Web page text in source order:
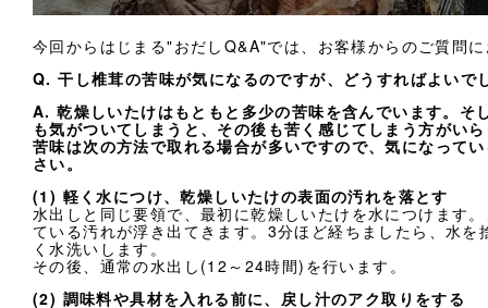
今回からはじまる"おだしQ&A"では、お客様からのご質問
Q. 干し椎茸の苦味が気になるのですが、どうすればよいで
A. 乾燥しいたけはもともと多少の苦味を含んでいます。そ
も気がついてしまうと、その後も苦く感じてしまう方がい
苦味は次の方法で取れる場合が多いですので、気になって
さい。
(1) 軽く水につけ、乾燥しいたけの表面の汚れを落とす
水出しと同じ要領で、最初に乾燥しいたけを水につけます
ている汚れが浮き出てきます。3分ほど経ちましたら、水を
く水洗いします。
その後、通常の水出し(12～24時間)を行います。
(2) 調味料や具材を入れる前に、戻し汁のアク取りをする